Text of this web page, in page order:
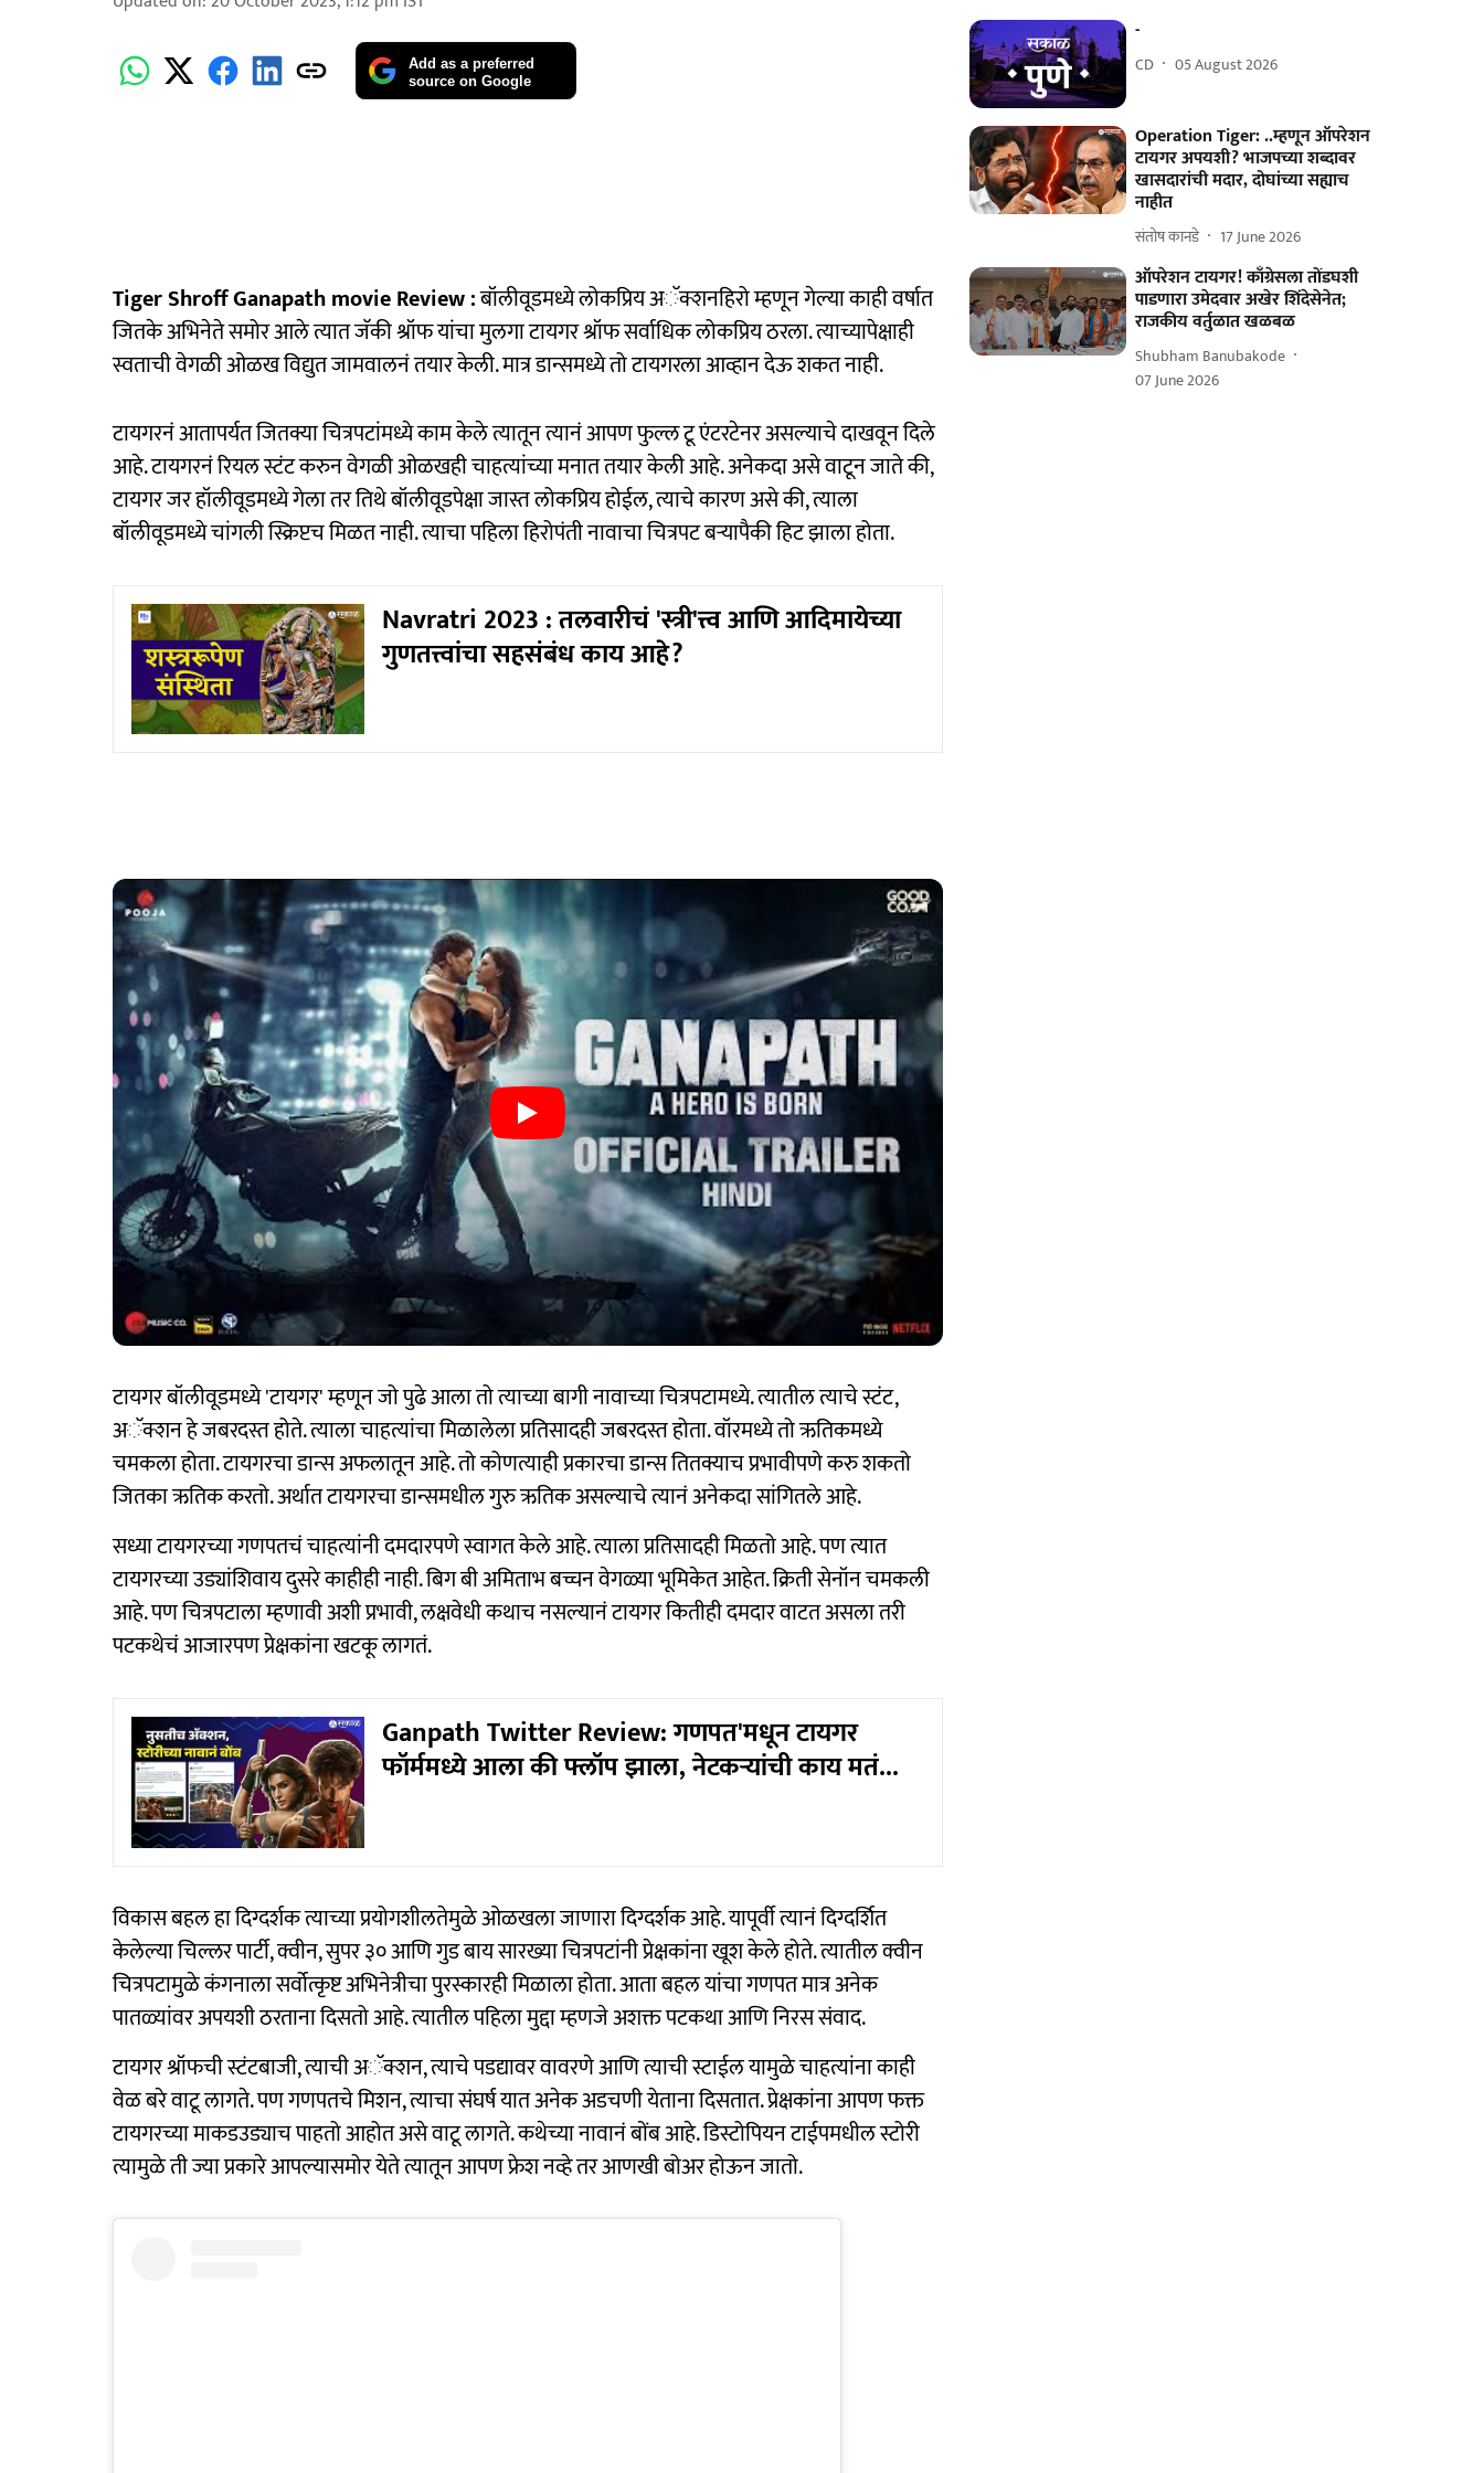
Add as a preferred
source on Google
Tiger Shroff Ganapath movie Review :बॉलीवूडमध्ये लोकप्रिय अॅक्शनहिरो म्हणून गेल्या काही वर्षात
जितके अभिनेते समोर आले त्यात जॅकी श्रॉफ यांचा मुलगा टायगर श्रॉफ सर्वाधिक लोकप्रिय ठरला. त्याच्यापेक्षाही
स्वताची वेगळी ओळख विद्युत जामवालनं तयार केली. मात्र डान्समध्ये तो टायगरला आव्हान देऊ शकत नाही.
टायगरनं आतापर्यत जितक्या चित्रपटांमध्ये काम केले त्यातून त्यानं आपण फुल्ल टू एंटरटेनर असल्याचे दाखवून दिले
आहे. टायगरनं रियल स्टंट करुन वेगळी ओळखही चाहत्यांच्या मनात तयार केली आहे. अनेकदा असे वाटून जाते की,
टायगर जर हॉलीवूडमध्ये गेला तर तिथे बॉलीवूडपेक्षा जास्त लोकप्रिय होईल, त्याचे कारण असे की, त्याला
बॉलीवूडमध्ये चांगली स्क्रिप्टच मिळत नाही. त्याचा पहिला हिरोपंती नावाचा चित्रपट बऱ्यापैकी हिट झाला होता.
Navratri 2023 : तलवारीचं 'स्त्री'त्त्व आणि आदिमायेच्या
गुणतत्त्वांचा सहसंबंध काय आहे?
टायगर बॉलीवूडमध्ये 'टायगर' म्हणून जो पुढे आला तो त्याच्या बागी नावाच्या चित्रपटामध्ये. त्यातील त्याचे स्टंट,
अॅक्शन हे जबरदस्त होते. त्याला चाहत्यांचा मिळालेला प्रतिसादही जबरदस्त होता. वॉरमध्ये तो ऋतिकमध्ये
चमकला होता. टायगरचा डान्स अफलातून आहे. तो कोणत्याही प्रकारचा डान्स तितक्याच प्रभावीपणे करु शकतो
जितका ऋतिक करतो. अर्थात टायगरचा डान्समधील गुरु ऋतिक असल्याचे त्यानं अनेकदा सांगितले आहे.
सध्या टायगरच्या गणपतचं चाहत्यांनी दमदारपणे स्वागत केले आहे. त्याला प्रतिसादही मिळतो आहे. पण त्यात
टायगरच्या उड्यांशिवाय दुसरे काहीही नाही. बिग बी अमिताभ बच्चन वेगळ्या भूमिकेत आहेत. क्रिती सेनॉन चमकली
आहे. पण चित्रपटाला म्हणावी अशी प्रभावी, लक्षवेधी कथाच नसल्यानं टायगर कितीही दमदार वाटत असला तरी
पटकथेचं आजारपण प्रेक्षकांना खटकू लागतं.
Ganpath Twitter Review: गणपत'मधून टायगर
फॉर्ममध्ये आला की फ्लॉप झाला, नेटकऱ्यांची काय मतं...
विकास बहल हा दिग्दर्शक त्याच्या प्रयोगशीलतेमुळे ओळखला जाणारा दिग्दर्शक आहे. यापूर्वी त्यानं दिग्दर्शित
केलेल्या चिल्लर पार्टी, क्वीन, सुपर ३० आणि गुड बाय सारख्या चित्रपटांनी प्रेक्षकांना खूश केले होते. त्यातील क्वीन
चित्रपटामुळे कंगनाला सर्वोत्कृष्ट अभिनेत्रीचा पुरस्कारही मिळाला होता. आता बहल यांचा गणपत मात्र अनेक
पातळ्यांवर अपयशी ठरताना दिसतो आहे. त्यातील पहिला मुद्दा म्हणजे अशक्त पटकथा आणि निरस संवाद.
टायगर श्रॉफची स्टंटबाजी, त्याची अॅक्शन, त्याचे पडद्यावर वावरणे आणि त्याची स्टाईल यामुळे चाहत्यांना काही
वेळ बरे वाटू लागते. पण गणपतचे मिशन, त्याचा संघर्ष यात अनेक अडचणी येताना दिसतात. प्रेक्षकांना आपण फक्त
टायगरच्या माकडउड्याच पाहतो आहोत असे वाटू लागते. कथेच्या नावानं बोंब आहे. डिस्टोपियन टाईपमधील स्टोरी
त्यामुळे ती ज्या प्रकारे आपल्यासमोर येते त्यातून आपण फ्रेश नव्हे तर आणखी बोअर होऊन जातो.
-
CD 05 August 2026
Operation Tiger: ..म्हणून ऑपरेशन
टायगर अपयशी? भाजपच्या शब्दावर
खासदारांची मदार, दोघांच्या सह्याच
नाहीत
संतोष कानडे 17 June 2026
ऑपरेशन टायगर! काँग्रेसला तोंडघशी
पाडणारा उमेदवार अखेर शिंदेसेनेत;
राजकीय वर्तुळात खळबळ
Shubham Banubakode
07 June 2026